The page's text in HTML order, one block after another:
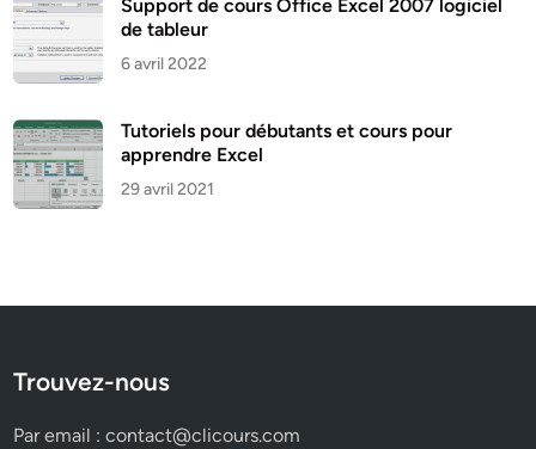
Support de cours Office Excel 2007 logiciel
de tableur
6 avril 2022
Tutoriels pour débutants et cours pour
apprendre Excel
29 avril 2021
Trouvez-nous
Par email :contact@clicours.com